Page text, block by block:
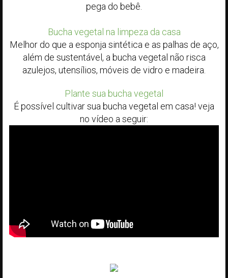
pega do bebê.
Bucha vegetal na limpeza da casa
Melhor do que a esponja sintética e as palhas de aço,
além de sustentável, a bucha vegetal não risca
azulejos, utensílios, móveis de vidro e madeira.
Plante sua bucha vegetal
É possível cultivar sua bucha vegetal em casa! veja
no vídeo a seguir: